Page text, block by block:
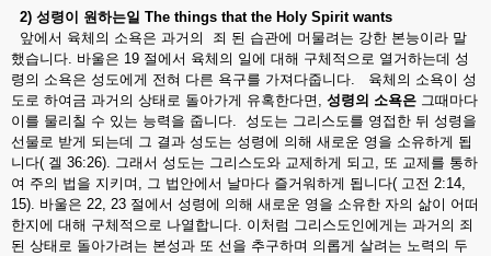
2) 성령이 원하는일 The things that the Holy Spirit wants
앞에서 육체의 소욕은 과거의 죄 된 습관에 머물려는 강한 본능이라 말
했습니다. 바울은 19 절에서 육체의 일에 대해 구체적으로 열거하는데 성
령의 소욕은 성도에게 전혀 다른 욕구를 가져다줍니다. 육체의 소욕이 성
도로 하여금 과거의 상태로 돌아가게 유혹한다면, 성령의 소욕은 그때마다
이를 물리칠 수 있는 능력을 줍니다. 성도는 그리스도를 영접한 뒤 성령을
선물로 받게 되는데 그 결과 성도는 성령에 의해 새로운 영을 소유하게 됩
니다( 겔 36:26). 그래서 성도는 그리스도와 교제하게 되고, 또 교제를 통하
여 주의 법을 지키며, 그 법안에서 날마다 즐거워하게 됩니다( 고전 2:14,
15). 바울은 22, 23 절에서 성령에 의해 새로운 영을 소유한 자의 삶이 어떠
한지에 대해 구체적으로 나열합니다. 이처럼 그리스도인에게는 과거의 죄
된 상태로 돌아가려는 본성과 또 선을 추구하며 의롭게 살려는 노력의 두